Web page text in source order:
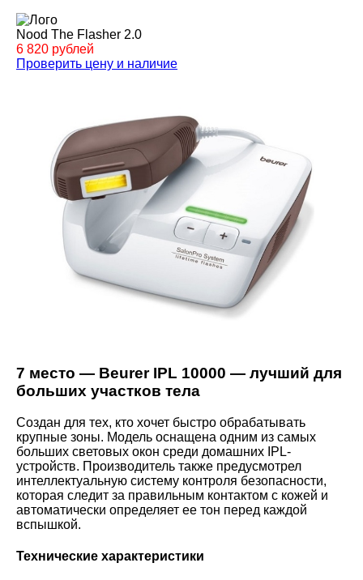
Nood The Flasher 2.0
6 820 рублей
Проверить цену и наличие
7 место — Beurer IPL 10000 — лучший для
больших участков тела
Создан для тех, кто хочет быстро обрабатывать
крупные зоны. Модель оснащена одним из самых
больших световых окон среди домашних IPL-
устройств. Производитель также предусмотрел
интеллектуальную систему контроля безопасности,
которая следит за правильным контактом с кожей и
автоматически определяет ее тон перед каждой
вспышкой.
Технические характеристики